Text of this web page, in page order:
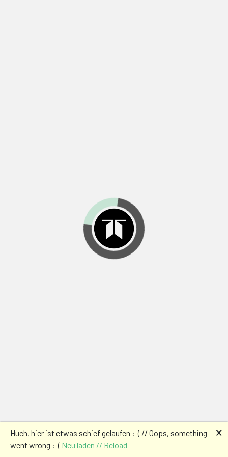
Huch, hier ist etwas schief gelaufen :-( // Oops, something
went wrong :-( Neu laden // Reload
🗙